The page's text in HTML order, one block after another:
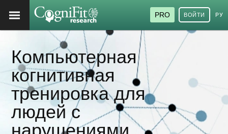
PRO ВОЙТИ
Компьютерная
когнитивная
тренировка для
людей с